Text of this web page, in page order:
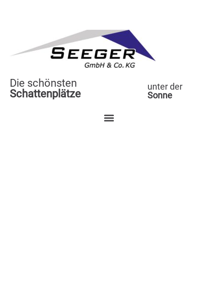
unter der
Sonne
Die schönsten
Schattenplätze